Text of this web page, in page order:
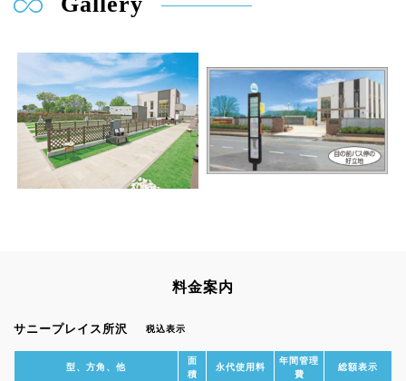
料金案内
サニープレイス所沢 税込表示
型、方角、他
面
積
永代使用料
年間管理
費
総額表示